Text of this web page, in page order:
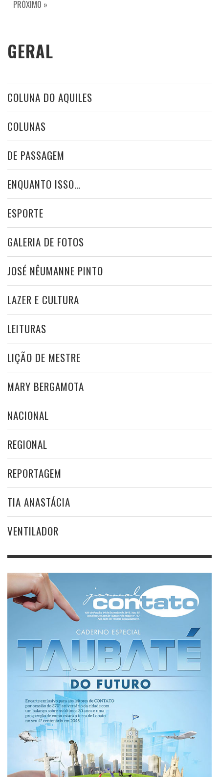
PRÓXIMO »
GERAL
COLUNA DO AQUILES
COLUNAS
DE PASSAGEM
ENQUANTO ISSO…
ESPORTE
GALERIA DE FOTOS
JOSÉ NÊUMANNE PINTO
LAZER E CULTURA
LEITURAS
LIÇÃO DE MESTRE
MARY BERGAMOTA
NACIONAL
REGIONAL
REPORTAGEM
TIA ANASTÁCIA
VENTILADOR